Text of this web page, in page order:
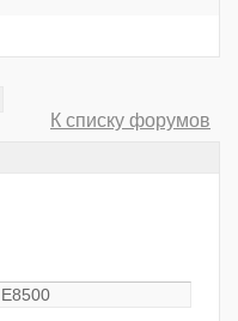
К списку форумов